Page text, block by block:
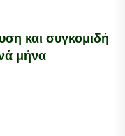
και συγκομιδή
μήνα